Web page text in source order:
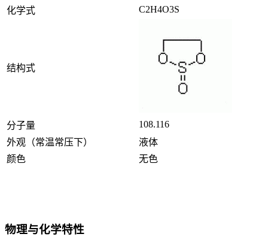
化学式
C2H4O3S
结构式
分子量
108.116
外观（常温常压下）
液体
颜色
无色
物理与化学特性